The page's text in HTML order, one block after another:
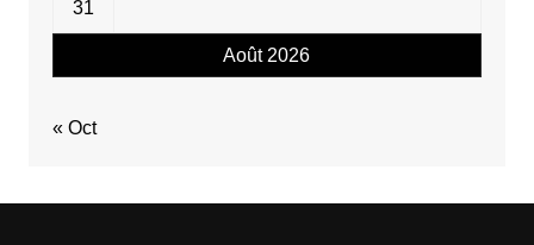
Août 2026
31
« Oct